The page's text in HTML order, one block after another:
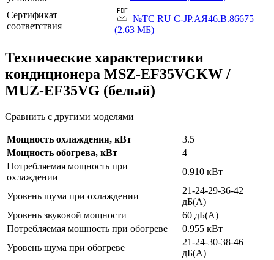
Сертификат
соответствия
№TC RU C-JP.АЯ46.B.86675
(2.63 МБ)
Технические характеристики
кондиционера MSZ-EF35VGKW /
MUZ-EF35VG (белый)
Сравнить с другими моделями
Мощность охлаждения, кВт
3.5
Мощность обогрева, кВт
4
Потребляемая мощность при
охлаждении
0.910 кВт
Уровень шума при охлаждении
21-24-29-36-42
дБ(А)
Уровень звуковой мощности
60 дБ(А)
Потребляемая мощность при обогреве
0.955 кВт
Уровень шума при обогреве
21-24-30-38-46
дБ(А)